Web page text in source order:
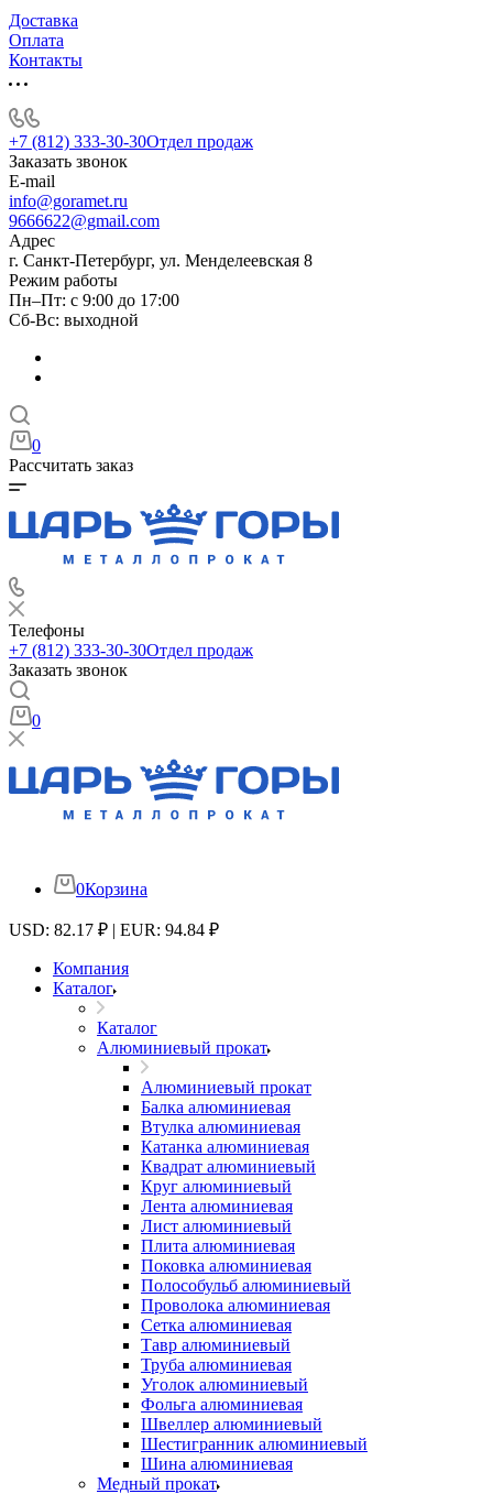
Доставка
Оплата
Контакты
+7 (812) 333-30-30Отдел продаж
Заказать звонок
E-mail
info@goramet.ru
9666622@gmail.com
Адрес
г. Санкт-Петербург, ул. Менделеевская 8
Режим работы
Пн–Пт: с 9:00 до 17:00
Сб-Вс: выходной
0
Рассчитать заказ
Телефоны
+7 (812) 333-30-30Отдел продаж
Заказать звонок
0
0Корзина
USD: 82.17 ₽ | EUR: 94.84 ₽
Компания
Каталог
Каталог
Алюминиевый прокат
Алюминиевый прокат
Балка алюминиевая
Втулка алюминиевая
Катанка алюминиевая
Квадрат алюминиевый
Круг алюминиевый
Лента алюминиевая
Лист алюминиевый
Плита алюминиевая
Поковка алюминиевая
Полособульб алюминиевый
Проволока алюминиевая
Сетка алюминиевая
Тавр алюминиевый
Труба алюминиевая
Уголок алюминиевый
Фольга алюминиевая
Швеллер алюминиевый
Шестигранник алюминиевый
Шина алюминиевая
Медный прокат